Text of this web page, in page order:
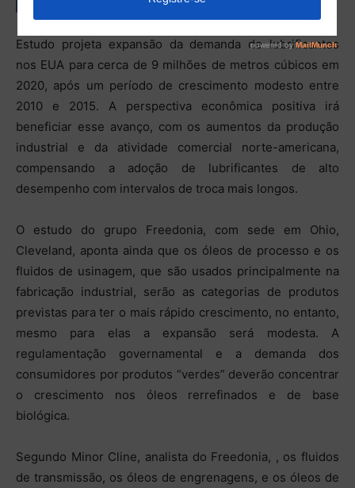
Estudo projeta expansão da demanda de lubrificantes
nos EUA para cerca de 9 milhões de metros cúbicos em
2020, após um período de crescimento modesto entre
2010 e 2015. A perspectiva econômica positiva irá
beneficiar esse avanço, com os aumentos da produção
industrial e da atividade comercial norte-americana,
compensando a adoção de lubrificantes de alto
desempenho com intervalos de troca mais longos.
O estudo do grupo Freedonia, com sede em Ohio,
Cleveland, aponta ainda que os óleos de processo e os
fluidos de usinagem, que são usados ​​principalmente na
fabricação industrial, serão as categorias de produtos
previstas para ter o mais rápido crescimento, no entanto,
mesmo para elas a expansão será modesta. A
regulamentação governamental e a demanda dos
consumidores por produtos “verdes” deverão concentrar
o crescimento nos óleos rerrefinados e de base
biológica.
Segundo Minor Cline, analista do Freedonia, , os fluidos
de transmissão, os óleos de engrenagens, e os óleos de